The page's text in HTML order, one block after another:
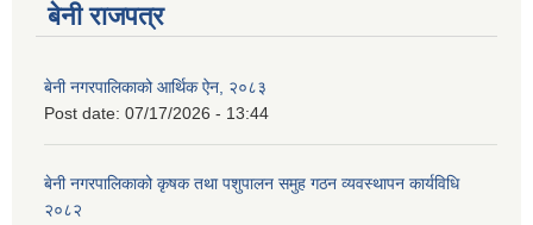
बेनी राजपत्र
बेनी नगरपालिकाको आर्थिक ऐन, २०८३
Post date: 07/17/2026 - 13:44
बेनी नगरपालिकाको कृषक तथा पशुपालन समुह गठन व्यवस्थापन कार्यविधि
२०८२